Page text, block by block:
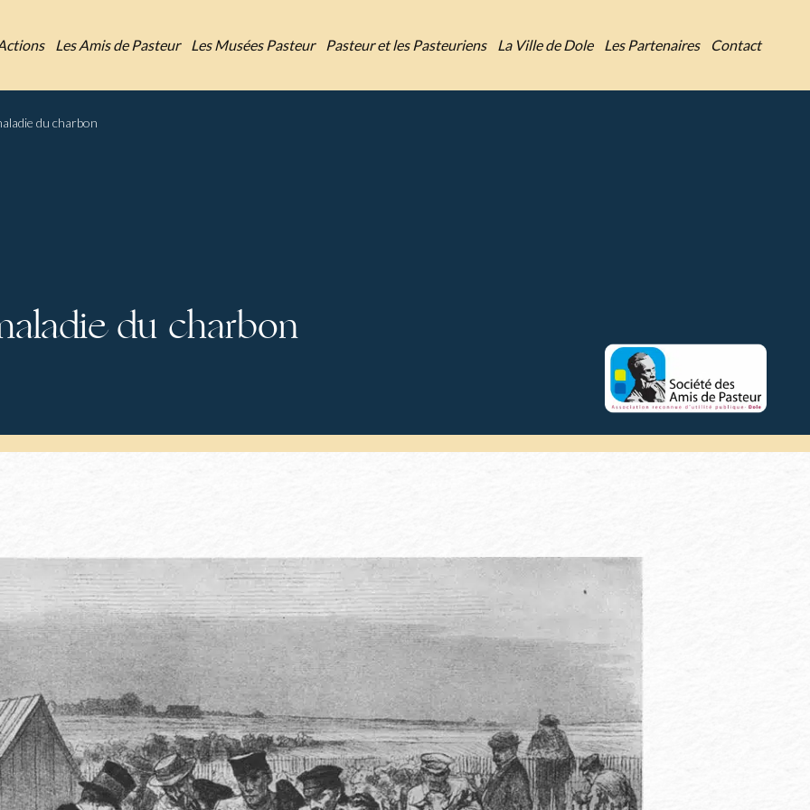
Les Amis de Pasteur Les Musées Pasteur Pasteur et les Pasteuriens La Ville de Dole Les Partenaires Contact
du charbon
du charbon